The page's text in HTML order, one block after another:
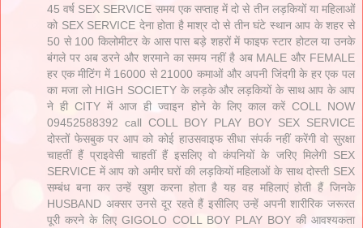
45 वर्ष SEX SERVICE समय एक सप्ताह में दो से तीन लड़कियों या महिलाओं
को SEX SERVICE देना होता है माश्र दो से तीन घंटे स्थान आप के शहर से
50 से 100 किलोमीटर के आस पास बड़े शहरों में फाइफ स्टार होटल या उनके
बंगले पर अब डरने और शरमाने का समय नहीं है अब MALE और FEMALE
हर एक मीटिंग में 16000 से 21000 कमाओं और अपनी जिंदगी के हर एक पल
का मजा लो HIGH SOCIETY के लड़के और लड़कियों के साथ आप के आप
ने ही CITY में आज ही ज्वाइन होने के लिए काल करें COLL NOW
09452588392 call COLL BOY PLAY BOY SEX SERVICE
दोस्तों फेसबुक पर आप को कोई हाउसवाइफ सीधा संपर्क नहीं करेंगी वो सुरक्षा
चाहतीं हैं प्राइवेसी चाहतीं हैं इसलिए वो कंपनियों के जरिए मिलेगी SEX
SERVICE में आप को अमीर घरों की लड़कियों महिलाओं के साथ दोस्ती SEX
सम्बंध बना कर उन्हें खुश करना होता है यह वह महिलाएं होती हैं जिनके
HUSBAND अक्सर उनसे दूर रहते हैं इसीलिए उन्हें अपनी शारीरिक जरूरत
पूरी करने के लिए GIGOLO COLL BOY PLAY BOY की आवश्यकता